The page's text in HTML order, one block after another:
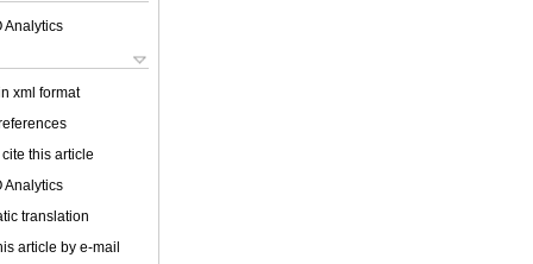
Analytics
xml format
this article
Analytics
translation
article by e-mail